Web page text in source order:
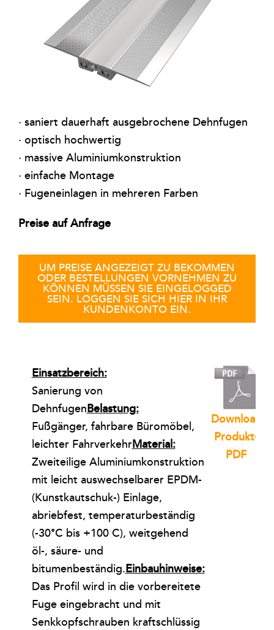
Kontakt
Warenkorb
· saniert dauerhaft ausgebrochene Dehnfugen
· optisch hochwertig
· massive Aluminiumkonstruktion
· einfache Montage
· Fugeneinlagen in mehreren Farben
Preise auf Anfrage
UM PREISE ANGEZEIGT ZU BEKOMMEN
ODER BESTELLUNGEN VORNEHMEN ZU
KÖNNEN MÜSSEN SIE EINGELOGGED
SEIN. LOGGEN SIE SICH HIER IN IHR
KUNDENKONTO EIN.
Einsatzbereich:
Sanierung von
DehnfugenBelastung:
Fußgänger, fahrbare Büromöbel,
leichter FahrverkehrMaterial:
Zweiteilige Aluminiumkonstruktion
mit leicht auswechselbarer EPDM-
(Kunstkautschuk-) Einlage,
abriebfest, temperaturbeständig
(-30°C bis +100 C), weitgehend
öl-, säure- und
bitumenbeständig.Einbauhinweise:
Das Profil wird in die vorbereitete
Fuge eingebracht und mit
Senkkopfschrauben kraftschlüssig
Download
Produkt-
PDF